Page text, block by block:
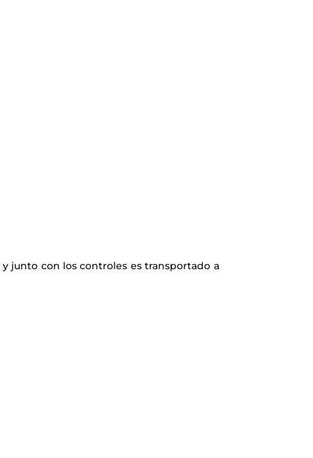
junto con los controles es transportado a